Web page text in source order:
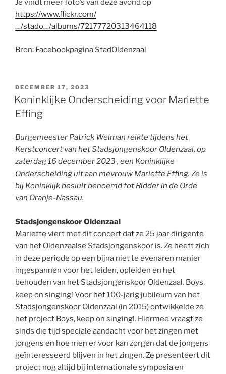
https://www.flickr.com/
…/stado…/albums/72177720313464118
Bron: Facebookpagina StadOldenzaal
GEPLAATST
OP
DECEMBER 17, 2023
Koninklijke Onderscheiding voor Mariette
Effing
Burgemeester Patrick Welman reikte tijdens het
Kerstconcert van het Stadsjongenskoor Oldenzaal, op
zaterdag 16 december 2023 , een Koninklijke
Onderscheiding uit aan mevrouw Mariette Effing. Ze is
bij Koninklijk besluit benoemd tot Ridder in de Orde
van Oranje-Nassau.
Stadsjongenskoor Oldenzaal
Mariette viert met dit concert dat ze 25 jaar dirigente
van het Oldenzaalse Stadsjongenskoor is. Ze heeft zich
in deze periode op een bijna niet te evenaren manier
ingespannen voor het leiden, opleiden en het
behouden van het Stadsjongenskoor Oldenzaal. Boys,
keep on singing! Voor het 100-jarig jubileum van het
Stadsjongenskoor Oldenzaal (in 2015) ontwikkelde ze
het project Boys, keep on singing!. Hiermee vraagt ze
sinds die tijd speciale aandacht voor het zingen met
jongens en hoe men er voor kan zorgen dat de jongens
geïnteresseerd blijven in het zingen. Ze presenteert dit
project nog altijd bij internationale symposia en